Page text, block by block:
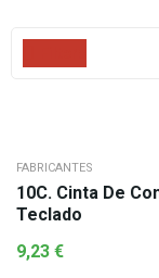
FABRICANTES
10C. Cinta De
Teclado
9,23 €